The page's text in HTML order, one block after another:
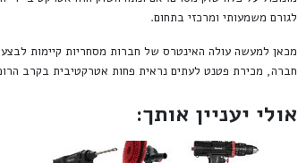
לגורם משמעותי ומרכזי בתחום.
מכאן למעשה עולה האינטרס של חברות מסחריות קיימות
חברה, מכירת פטנט לעתים נראית פחות אטרקטיבית בקרב
אולי יעניין אותך: